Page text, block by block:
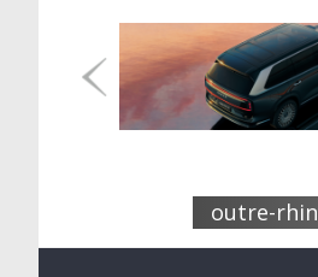
outre-rhin